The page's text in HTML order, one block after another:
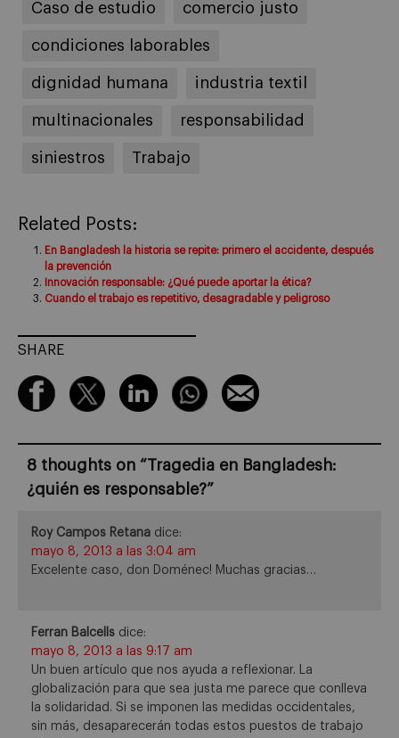
Caso de estudio comercio justo
condiciones laborables
dignidad humana industria textil
multinacionales responsabilidad
siniestros Trabajo
Related Posts:
En Bangladesh la historia se repite: primero el accidente, después
la prevención
Innovación responsable: ¿Qué puede aportar la ética?
Cuando el trabajo es repetitivo, desagradable y peligroso
SHARE
8 thoughts on “Tragedia en Bangladesh:
¿quién es responsable?”
Roy Campos Retana dice:
mayo 8, 2013 a las 3:04 am
Excelente caso, don Doménec! Muchas gracias…
Ferran Balcells dice:
mayo 8, 2013 a las 9:17 am
Un buen artículo que nos ayuda a reflexionar. La
globalización para que sea justa me parece que conlleva
la solidaridad. Si se imponen las medidas occidentales,
sin más, desaparecerán todas estos puestos de trabajo